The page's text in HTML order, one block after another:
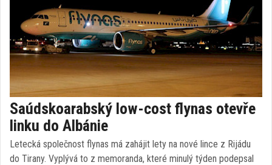
Saúdskoarabský low-cost flynas otevře
linku do Albánie
Letecká společnost flynas má zahájit lety na nové lince z Rijádu
do Tirany. Vyplývá to z memoranda, které minulý týden podepsal